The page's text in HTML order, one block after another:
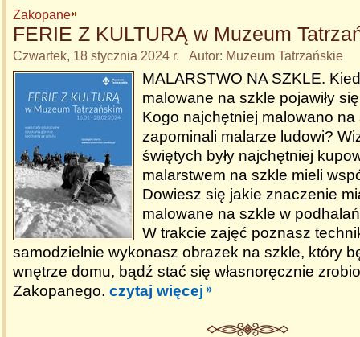
Zakopane
FERIE Z KULTURĄ w Muzeum
Czwartek, 18 stycznia 2024 r. Autor: Muzeum Tatrzańskie
MALARSTWO NA SZKLE.
malowane na szkle pojawiły
Kogo najchętniej malowano
zapominali malarze ludowi?
świętych były najchętniej
malarstwem na szkle mieli
Dowiesz się jakie znaczenie
malowane na szkle w
W trakcie zajęć poznasz
samodzielnie wykonasz obrazek na szkle, który
wnętrze domu, bądź stać się własnoręcznie
Zakopanego. czytaj więcej